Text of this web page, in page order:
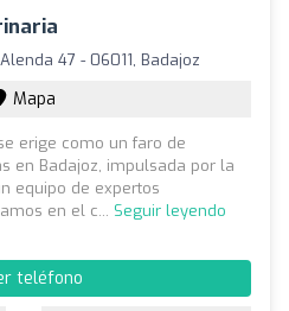
47 - 06011, Badajoz
Mapa
erige como un faro de
en Badajoz, impulsada por la
equipo de expertos
en el c... Seguir leyendo
teléfono